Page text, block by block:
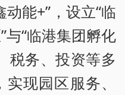
能+”，设立“临
与“临港集团孵化
税务、投资等多
现园区服务、